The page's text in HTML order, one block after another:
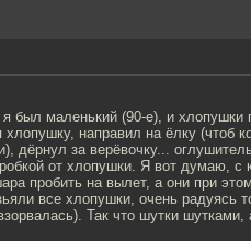
был маленький (90-е), и хлопушки
хлопушку, направил на ёлку (чтоб
дёрнул за верёвочку...
от хлопушки. Я вот думаю, с
пробить на вылет, а они при
все хлопушки, очень радуясь
Так что шутки